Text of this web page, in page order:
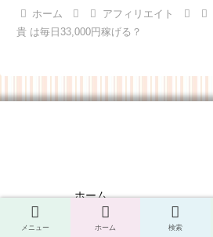
ホーム アフィリエイト
貴 は毎日33,000円稼げる？
ホーム
プロフィール
メニュー ホーム 検索